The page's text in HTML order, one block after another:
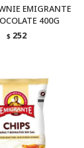
EMIGRANTE
400G
$ 252